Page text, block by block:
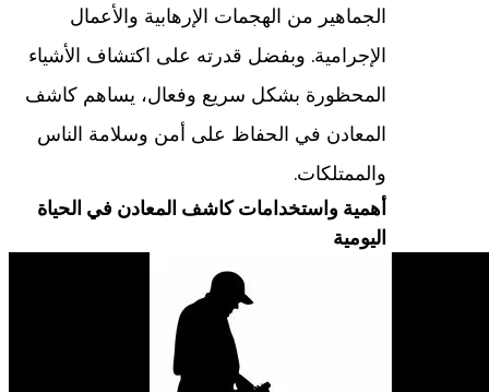
الجماهير من الهجمات الإرهابية والأعمال
الإجرامية. وبفضل قدرته على اكتشاف الأشياء
المحظورة بشكل سريع وفعال، يساهم كاشف
المعادن في الحفاظ على أمن وسلامة الناس
والممتلكات.
أهمية واستخدامات كاشف المعادن في الحياة
اليومية